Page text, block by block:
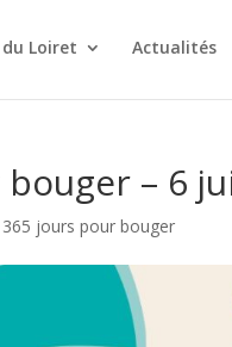
du Loiret Actualités
– 6
365 jours pour bouger